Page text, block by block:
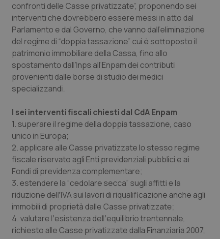
Lombardia
Marche
Molise
Piemonte
Provincia Autonoma di Bolzano
Provincia Autonoma di Trento
Puglia
Sardegna
Sicilia
Dolore
Donna & Salute
Epatiti
HIV
Infezioni & Febbre
Ipertensione & Scompenso
Malattie rare
Malattia di Crohn & Rettocolite Ulcerosa
Neuroscienze & patologie neurodegenerative
confronti delle Casse privatizzate”, proponendo sei
interventi che dovrebbero essere messi in atto dal
Parlamento e dal Governo, che vanno dall’eliminazione
del regime di “doppia tassazione” cui è sottoposto il
patrimonio immobiliare della Cassa, fino allo
spostamento dall’Inps all’Enpam dei contributi
provenienti dalle borse di studio dei medici
specializzandi.
I sei interventi fiscali chiesti dal CdA Enpam
1. superare il regime della doppia tassazione, caso
unico in Europa;
2. applicare alle Casse privatizzate lo stesso regime
fiscale riservato agli Enti previdenziali pubblici e ai
Fondi di previdenza complementare;
3. estendere la “cedolare secca” sugli affitti e la
riduzione dellʼIVA sui lavori di riqualificazione anche agli
immobili di proprietà dalle Casse privatizzate;
4. valutare lʼesistenza dellʼequilibrio trentennale,
richiesto alle Casse privatizzate dalla Finanziaria 2007,